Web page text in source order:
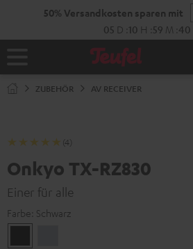
50% Versandkosten sparen mit
05 D :10 H :59 M :39
Startseite
ZUBEHÖR AV RECEIVER
(4)
Onkyo TX-RZ830
Einer für alle
Farbe: Schwarz